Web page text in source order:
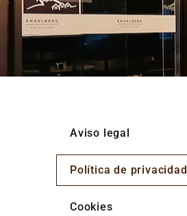
Aviso legal
Política de privacidad
Cookies